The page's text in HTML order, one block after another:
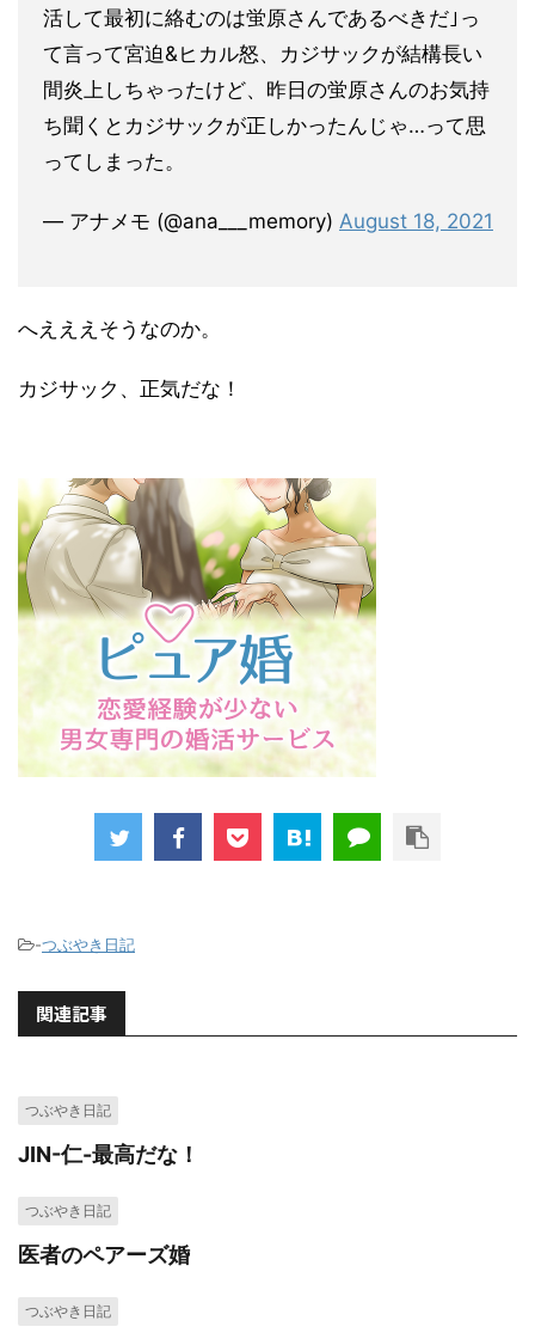
活して最初に絡むのは蛍原さんであるべきだ｣っ
て言って宮迫&ヒカル怒、カジサックが結構長い
間炎上しちゃったけど、昨日の蛍原さんのお気持
ち聞くとカジサックが正しかったんじゃ…って思
ってしまった。
— アナメモ (@ana___memory) August 18, 2021
へえええそうなのか。
カジサック、正気だな！
-つぶやき日記
関連記事
つぶやき日記
JIN-仁-最高だな！
つぶやき日記
医者のペアーズ婚
つぶやき日記